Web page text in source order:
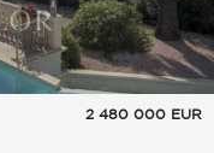
2 480 000 EUR